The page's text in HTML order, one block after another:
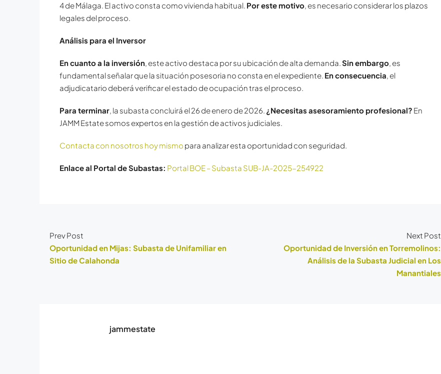
4 de Málaga. El activo consta como vivienda habitual. Por este motivo, es necesario considerar los plazos
legales del proceso.
Análisis para el Inversor
En cuanto a la inversión, este activo destaca por su ubicación de alta demanda.Sin embargo, es
fundamental señalar que la situación posesoria no consta en el expediente. En consecuencia, el
adjudicatario deberá verificar el estado de ocupación tras el proceso.
Para terminar, la subasta concluirá el 26 de enero de 2026. ¿Necesitas asesoramiento profesional? En
JAMM Estate somos expertos en la gestión de activos judiciales.
Contacta con nosotros hoy mismo para analizar esta oportunidad con seguridad.
Enlace al Portal de Subastas: Portal BOE – Subasta SUB-JA-2025-254922
Prev Post
Oportunidad en Mijas: Subasta de Unifamiliar en
Sitio de Calahonda
Next Post
Oportunidad de Inversión en Torremolinos:
Análisis de la Subasta Judicial en Los
Manantiales
jammestate